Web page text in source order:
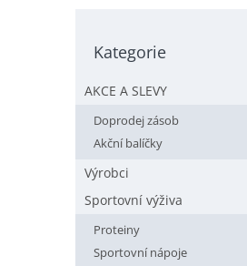
p
Přeskočit
Kategorie
AKCE A SLEVY
Doprodej zásob
Akční balíčky
Výrobci
Sportovní výživa
Proteiny
Sportovní nápoje